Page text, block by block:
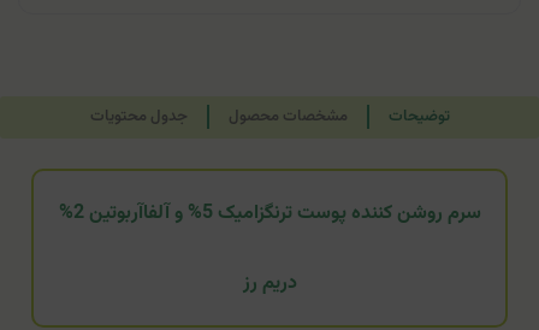
توضیحات مشخصات محصول جدول محتویات
سرم روشن کننده پوست ترنگزامیک 5% و آلفاآربوتین 2%
دریم رز